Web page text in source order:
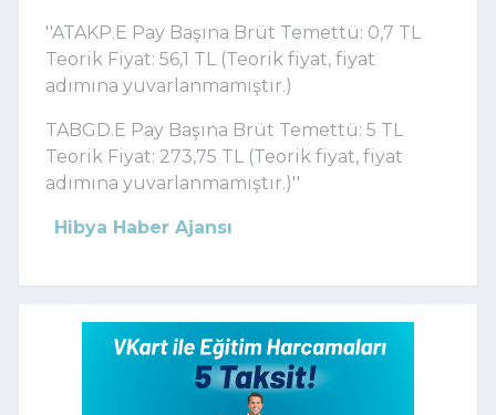
''ATAKP.E Pay Başına Brüt Temettü: 0,7 TL
Teorik Fiyat: 56,1 TL (Teorik fiyat, fiyat
adımına yuvarlanmamıştır.)
TABGD.E Pay Başına Brüt Temettü: 5 TL
Teorik Fiyat: 273,75 TL (Teorik fiyat, fiyat
adımına yuvarlanmamıştır.)''
Hibya Haber Ajansı